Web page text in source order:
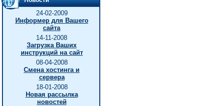
24-02-2009
Информер для Вашего
сайта
14-11-2008
Загрузка Ваших
инструкций на сайт
08-04-2008
Смена хостинга и
сервера
18-01-2008
Новая рассылка
новостей